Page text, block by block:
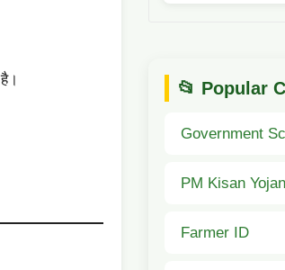
📂 Popular
Government
PM Kisan
Farmer ID